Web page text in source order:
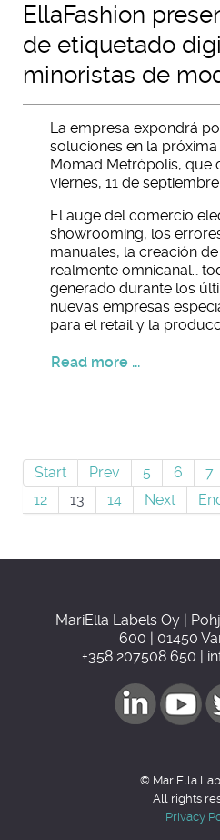
EllaFashion
de etiquetado
minoristas de
La empresa expondrá
soluciones en la
Momad Metrópolis, que
viernes, 11 de
El auge del comercio
showrooming, los
manuales, la creación
realmente omnicanal…
generado durante los
nuevas empresas
para el retail y la
Read more ...
Start Prev 5 6 7
12
13 14 Next
MariElla Labels Oy |
600 | 01450
+358 207508 650 |
© MariElla
All rights
Privacy